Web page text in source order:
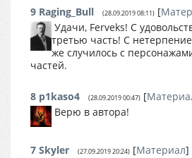
9 Raging_Bull (28.09.2019 08:11) [
Удачи, Ferveks! С
третью часть! С
же случилось с
частей.
8 p1kaso4 (28.09.2019 00:47) [
Верю в автора!
7 Skyler (27.09.2019 20:24) [Материал]